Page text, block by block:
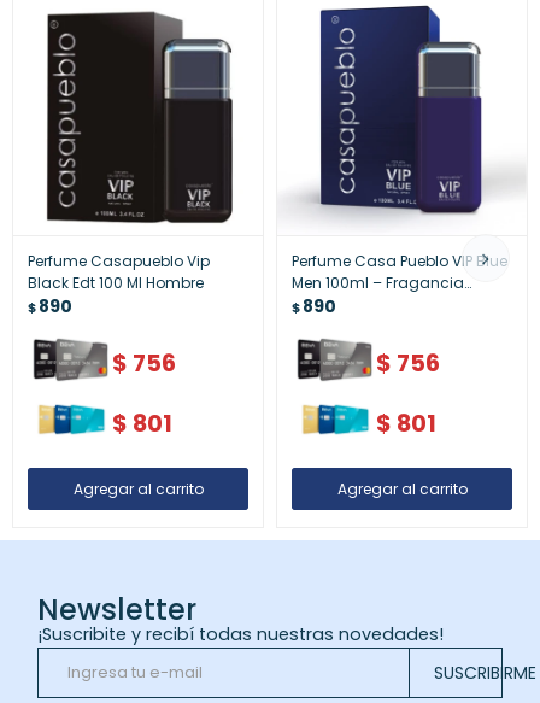
Perfume Casapueblo Vip
Black Edt 100 Ml Hombre
$890
$ 756
$ 801
Perfume Casa Pueblo VIP Blue
Men 100ml – Fragancia
Masculina Elegante
$890
$ 756
$ 801
Newsletter
¡Suscribite y recibí todas nuestras novedades!
SUSCRIBIRME